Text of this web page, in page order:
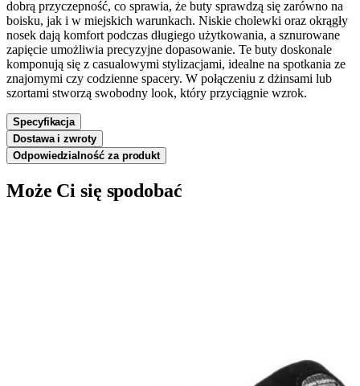
dobrą przyczepność, co sprawia, że buty sprawdzą się zarówno na
boisku, jak i w miejskich warunkach. Niskie cholewki oraz okrągły
nosek dają komfort podczas długiego użytkowania, a sznurowane
zapięcie umożliwia precyzyjne dopasowanie. Te buty doskonale
komponują się z casualowymi stylizacjami, idealne na spotkania ze
znajomymi czy codzienne spacery. W połączeniu z dżinsami lub
szortami stworzą swobodny look, który przyciągnie wzrok.
Specyfikacja
Dostawa i zwroty
Odpowiedzialność za produkt
Może Ci się spodobać